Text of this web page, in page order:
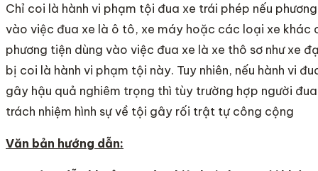
Chỉ coi là hành vi phạm tội đua xe trái phép nếu
vào việc đua xe là ô tô, xe máy hoặc các loại xe khác
phương tiện dùng vào việc đua xe là xe thô sơ như xe
bị coi là hành vi phạm tội này. Tuy nhiên, nếu hành vi
gây hậu quả nghiêm trọng thì tùy trường hợp người
trách nhiệm hình sự về tội gây rối trật tự công cộng
Văn bản hướng dẫn: